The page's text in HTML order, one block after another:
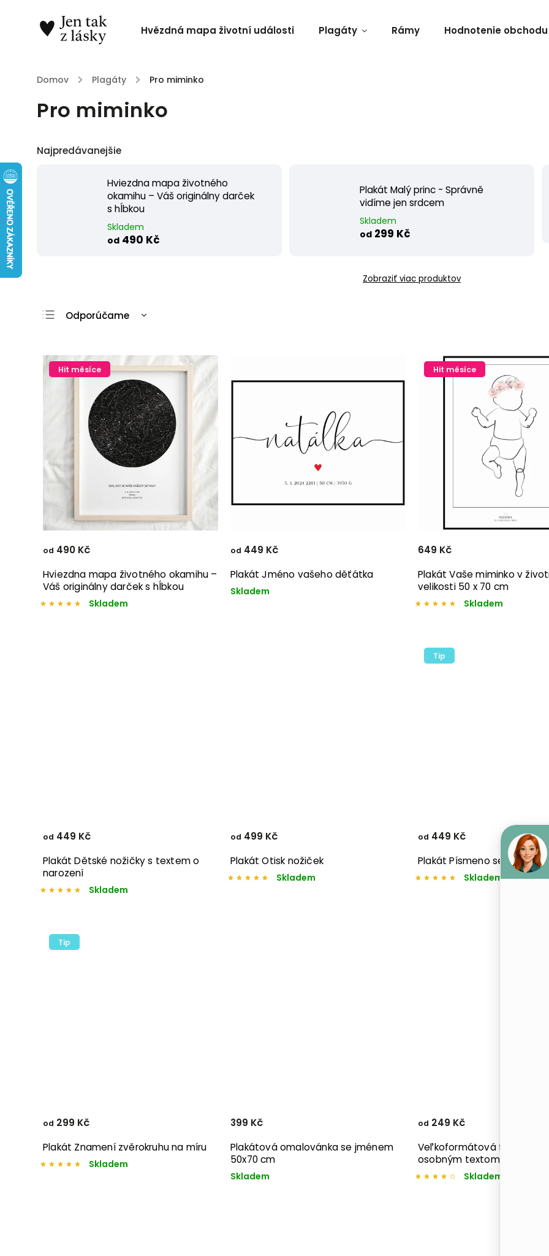
Hvězdná mapa životní události Plagáty Rámy Hodnotenie obchodu
Domov / Plagáty / Pro miminko
Pro miminko
Najpredávanejšie
Hviezdna mapa životného
okamihu – Váš originálny darček
s hĺbkou
Skladem
od 490 Kč
Plakát Malý princ - Správně
vidíme jen srdcem
Skladem
od 299 Kč
Zobraziť viac produktov
Odporúčame
Najdrahšie
Najpredávanejšie
Abecedne
Hit měsíce
Hviezdna mapa životného okamihu –
Váš originálny darček s hĺbkou
Skladem
od 490 Kč
Plakát Jméno vašeho děťátka
Skladem
od 449 Kč
Hit měsíce
Plakát Vaše miminko v
velikosti 50 x 70 cm
Skladem
649 Kč
Plakát Dětské nožičky s textem o
narození
Skladem
od 449 Kč
Plakát Otisk nožiček
Skladem
od 499 Kč
Tip
Plakát Písmeno se jménem
Skladem
od 449 Kč
Tip
Plakát Znamení zvěrokruhu na míru
Skladem
od 299 Kč
Plakátová omalovánka se jménem
50x70 cm
Skladem
399 Kč
Veľkoformátová fotografia
osobným textom
Skladem
od 249 Kč